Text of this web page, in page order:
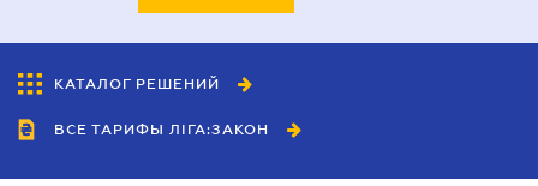
КАТАЛОГ РЕШЕНИЙ
ВСЕ ТАРИФЫ ЛІГА:ЗАКОН